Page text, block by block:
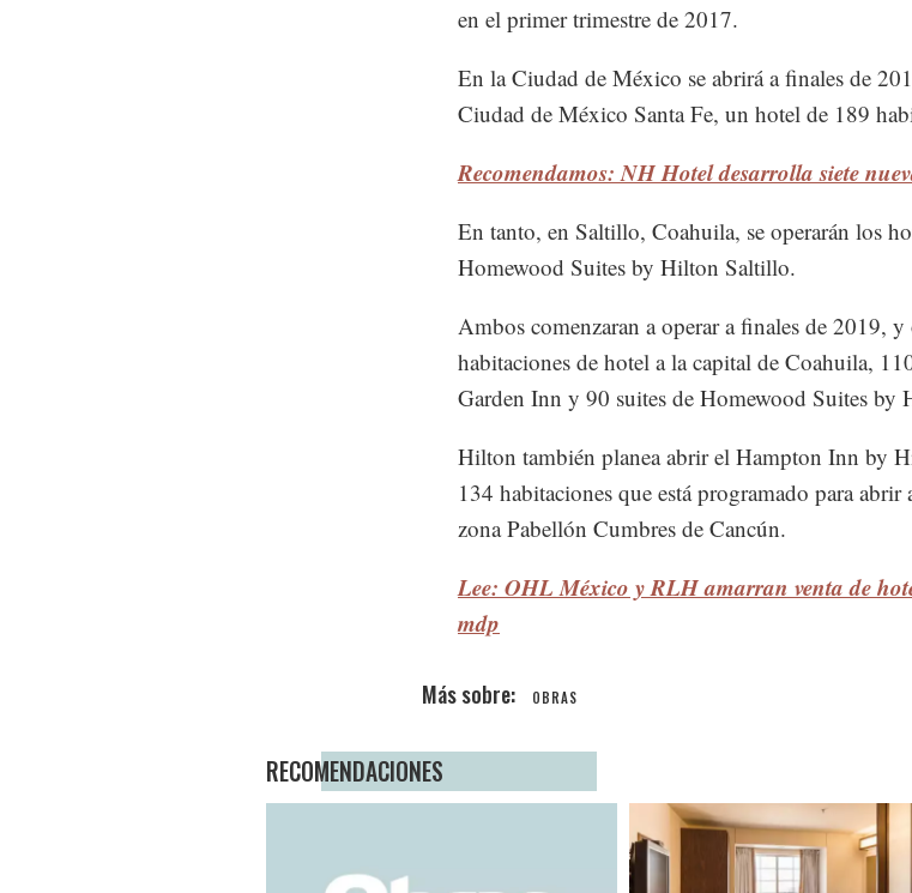
en el primer trimestre de 2017.
En la Ciudad de México se abrirá a finales de
Ciudad de México Santa Fe, un hotel de 189
Recomendamos: NH Hotel desarrolla siete
En tanto, en Saltillo, Coahuila, se operarán los
Homewood Suites by Hilton Saltillo.
Ambos comenzaran a operar a finales de 2019,
habitaciones de hotel a la capital de Coahuila,
Garden Inn y 90 suites de Homewood Suites by
Hilton también planea abrir el Hampton Inn by
134 habitaciones que está programado para
zona Pabellón Cumbres de Cancún.
Lee: OHL México y RLH amarran venta de
mdp
OBRAS
RECOMENDACIONES